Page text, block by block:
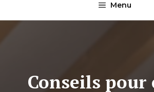
Menu
Conseils pour